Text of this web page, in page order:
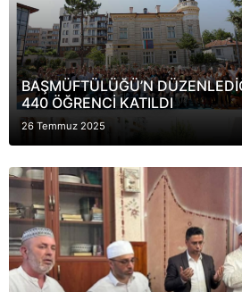
BAŞMÜFTÜLÜĞÜ’N
440 ÖĞRENCİ KATILDI
26 Temmuz 2025